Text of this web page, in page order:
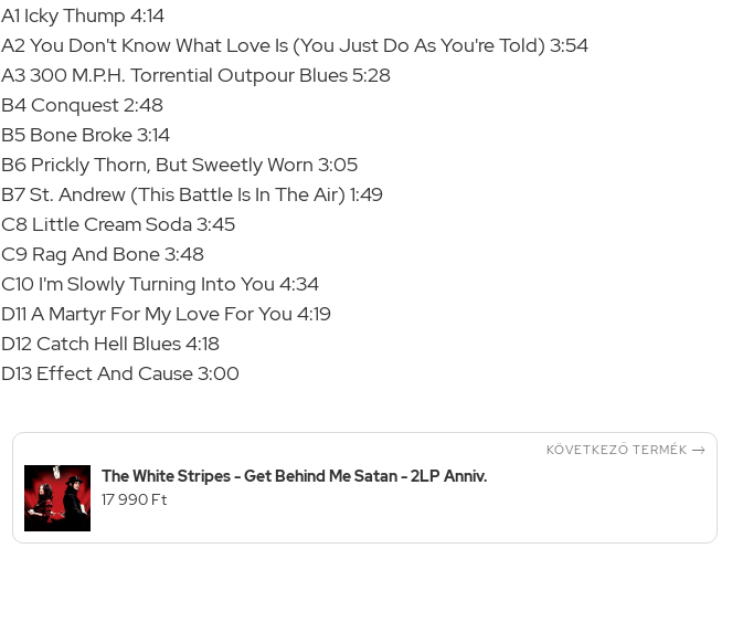
A1 Icky Thump 4:14
A2 You Don't Know What Love Is (You Just Do As You're Told) 3:54
A3 300 M.P.H. Torrential Outpour Blues 5:28
B4 Conquest 2:48
B5 Bone Broke 3:14
B6 Prickly Thorn, But Sweetly Worn 3:05
B7 St. Andrew (This Battle Is In The Air) 1:49
C8 Little Cream Soda 3:45
C9 Rag And Bone 3:48
C10 I'm Slowly Turning Into You 4:34
D11 A Martyr For My Love For You 4:19
D12 Catch Hell Blues 4:18
D13 Effect And Cause 3:00
KÖVETKEZŐ TERMÉK 
The White Stripes - Get Behind Me Satan - 2LP Anniv.
17 990 Ft